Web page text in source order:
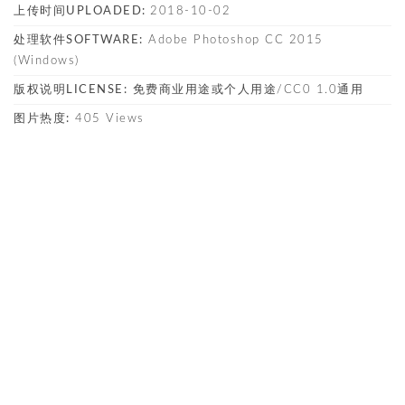
上传时间UPLOADED: 2018-10-02
处理软件SOFTWARE: Adobe Photoshop CC 2015
(Windows)
版权说明LICENSE: 免费商业用途或个人用途/CC0 1.0通用
图片热度: 405 Views